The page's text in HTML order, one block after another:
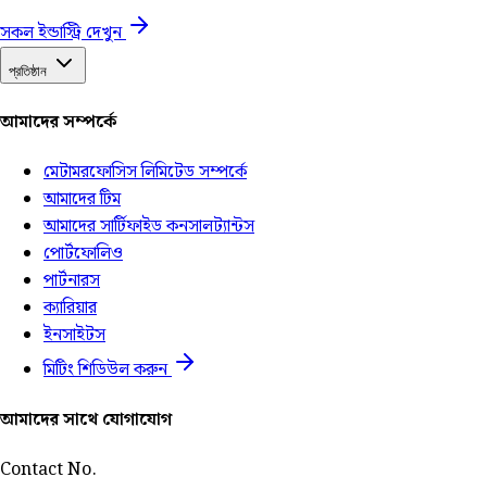
সকল ইন্ডাস্ট্রি দেখুন
প্রতিষ্ঠান
আমাদের সম্পর্কে
মেটামরফোসিস লিমিটেড সম্পর্কে
আমাদের টিম
আমাদের সার্টিফাইড কনসালট্যান্টস
পোর্টফোলিও
পার্টনারস
ক্যারিয়ার
ইনসাইটস
মিটিং শিডিউল করুন
আমাদের সাথে যোগাযোগ
Contact No.